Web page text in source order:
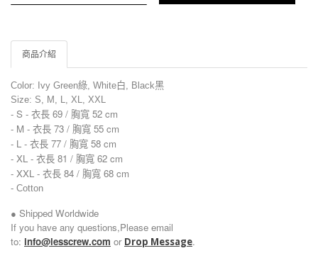
商品介紹
Color: Ivy Green綠, White白, Black黑
Size: S, M, L, XL, XXL
- S - 衣長 69 / 胸寬 52 cm
- M - 衣長 73 / 胸寬 55 cm
- L - 衣長 77 / 胸寬 58 cm
- XL - 衣長 81 / 胸寬 62 cm
- XXL - 衣長 84 / 胸寬 68 cm
- Cotton
● Shipped Worldwide
If you have any questions,Please email
to: info@lesscrew.com or Drop Message.